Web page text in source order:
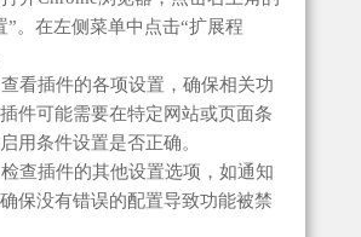
。在左侧菜单中点击“扩展程
看插件的各项设置，确保相关功
件可能需要在特定网站或页面条
用条件设置是否正确。
查插件的其他设置选项，如通知
保没有错误的配置导致功能被禁